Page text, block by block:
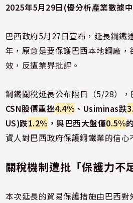
2025年5月29日(優分析產業數據
巴西政府5月27日宣布，延長鋼鐵
年，原意是要保護巴西本地鋼廠
效，反遭業界批評。
鋼鐵關稅延長公布隔日（5/28），
CSN股價重挫4.4% 、Usiminas跌
US)跌1.2% ，與巴西大盤僅0.5%
資人對巴西政府保護鋼鐵業的信心
關稅機制遭批「保護力不足
本次延長的貿易保護措施由巴西